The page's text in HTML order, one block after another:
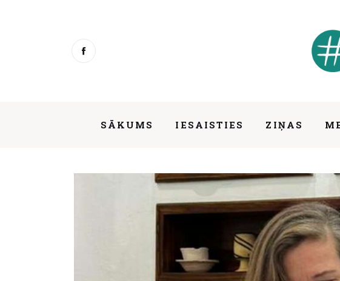
SĀKUMS IESAISTIES ZIŅAS